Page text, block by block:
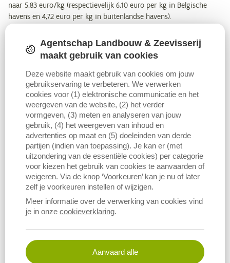
naar 5,83 euro/kg (respectievelijk 6,10 euro per kg in Belgische
havens en 4,72 euro per kg in buitenlandse havens).
Inktvis blijft in 2025 de meest aangevoerde vissoort. Er werd 3.553
ton inktvis aangevoerd (+17%). Inktvis heeft hiermee een aandeel
van 23% in het aangevoerde volume. Het podium wordt
vervolledigd door tong (13%) en schol (10%). Tong ging er met 7%
op vooruit (2.000 ton), terwijl schol terugviel met 18% (1.564 ton).
In de top tien staan ook nog rog, poon, zeeduivel, sint-
jakobsschelp, scharretong, garnaal en haai.
Op het vlak van waardecreatie blijft tong met voorsprong de
voornaamste vissoort met 40% van de totale aanvoerwaarde. In
vergelijking met 2024 steeg de aanvoerwaarde van tong met 6%
tot 35,7 miljoen euro. De tweede plaats wordt opnieuw ingenomen
door inktvis (18%). De aanvoerwaarde steeg met 22% tot 16,3
miljoen euro. Zeeduivel blijft op de derde plaats staan met 5,9
miljoen euro (+6%). In 2024 vervolledigen tarbot, schol, garnaal,
langustine, rog, scharretong en griet de top 10.
vaartuigen met een globale capaciteit van 44.252 kilowatt (kW) aan
motorvermogen en 13.686 bruto-tonnenmaat (BT) qua tonnage. In
Agentschap Landbouw & Zeevisserij
maakt gebruik van cookies
Deze website maakt gebruik van cookies om jouw
gebruikservaring te verbeteren. We verwerken
cookies voor (1) elektronische communicatie en het
weergeven van de website, (2) het verder
vormgeven, (3) meten en analyseren van jouw
gebruik, (4) het weergeven van inhoud en
advertenties op maat en (5) doeleinden van derde
partijen (indien van toepassing). Je kan er (met
uitzondering van de essentiële cookies) per categorie
voor kiezen het gebruik van cookies te aanvaarden of
weigeren. Via de knop ‘Voorkeuren’ kan je nu of later
zelf je voorkeuren instellen of wijzigen.
Meer informatie over de verwerking van cookies vind
je in onze cookieverklaring.
Aanvaard alle